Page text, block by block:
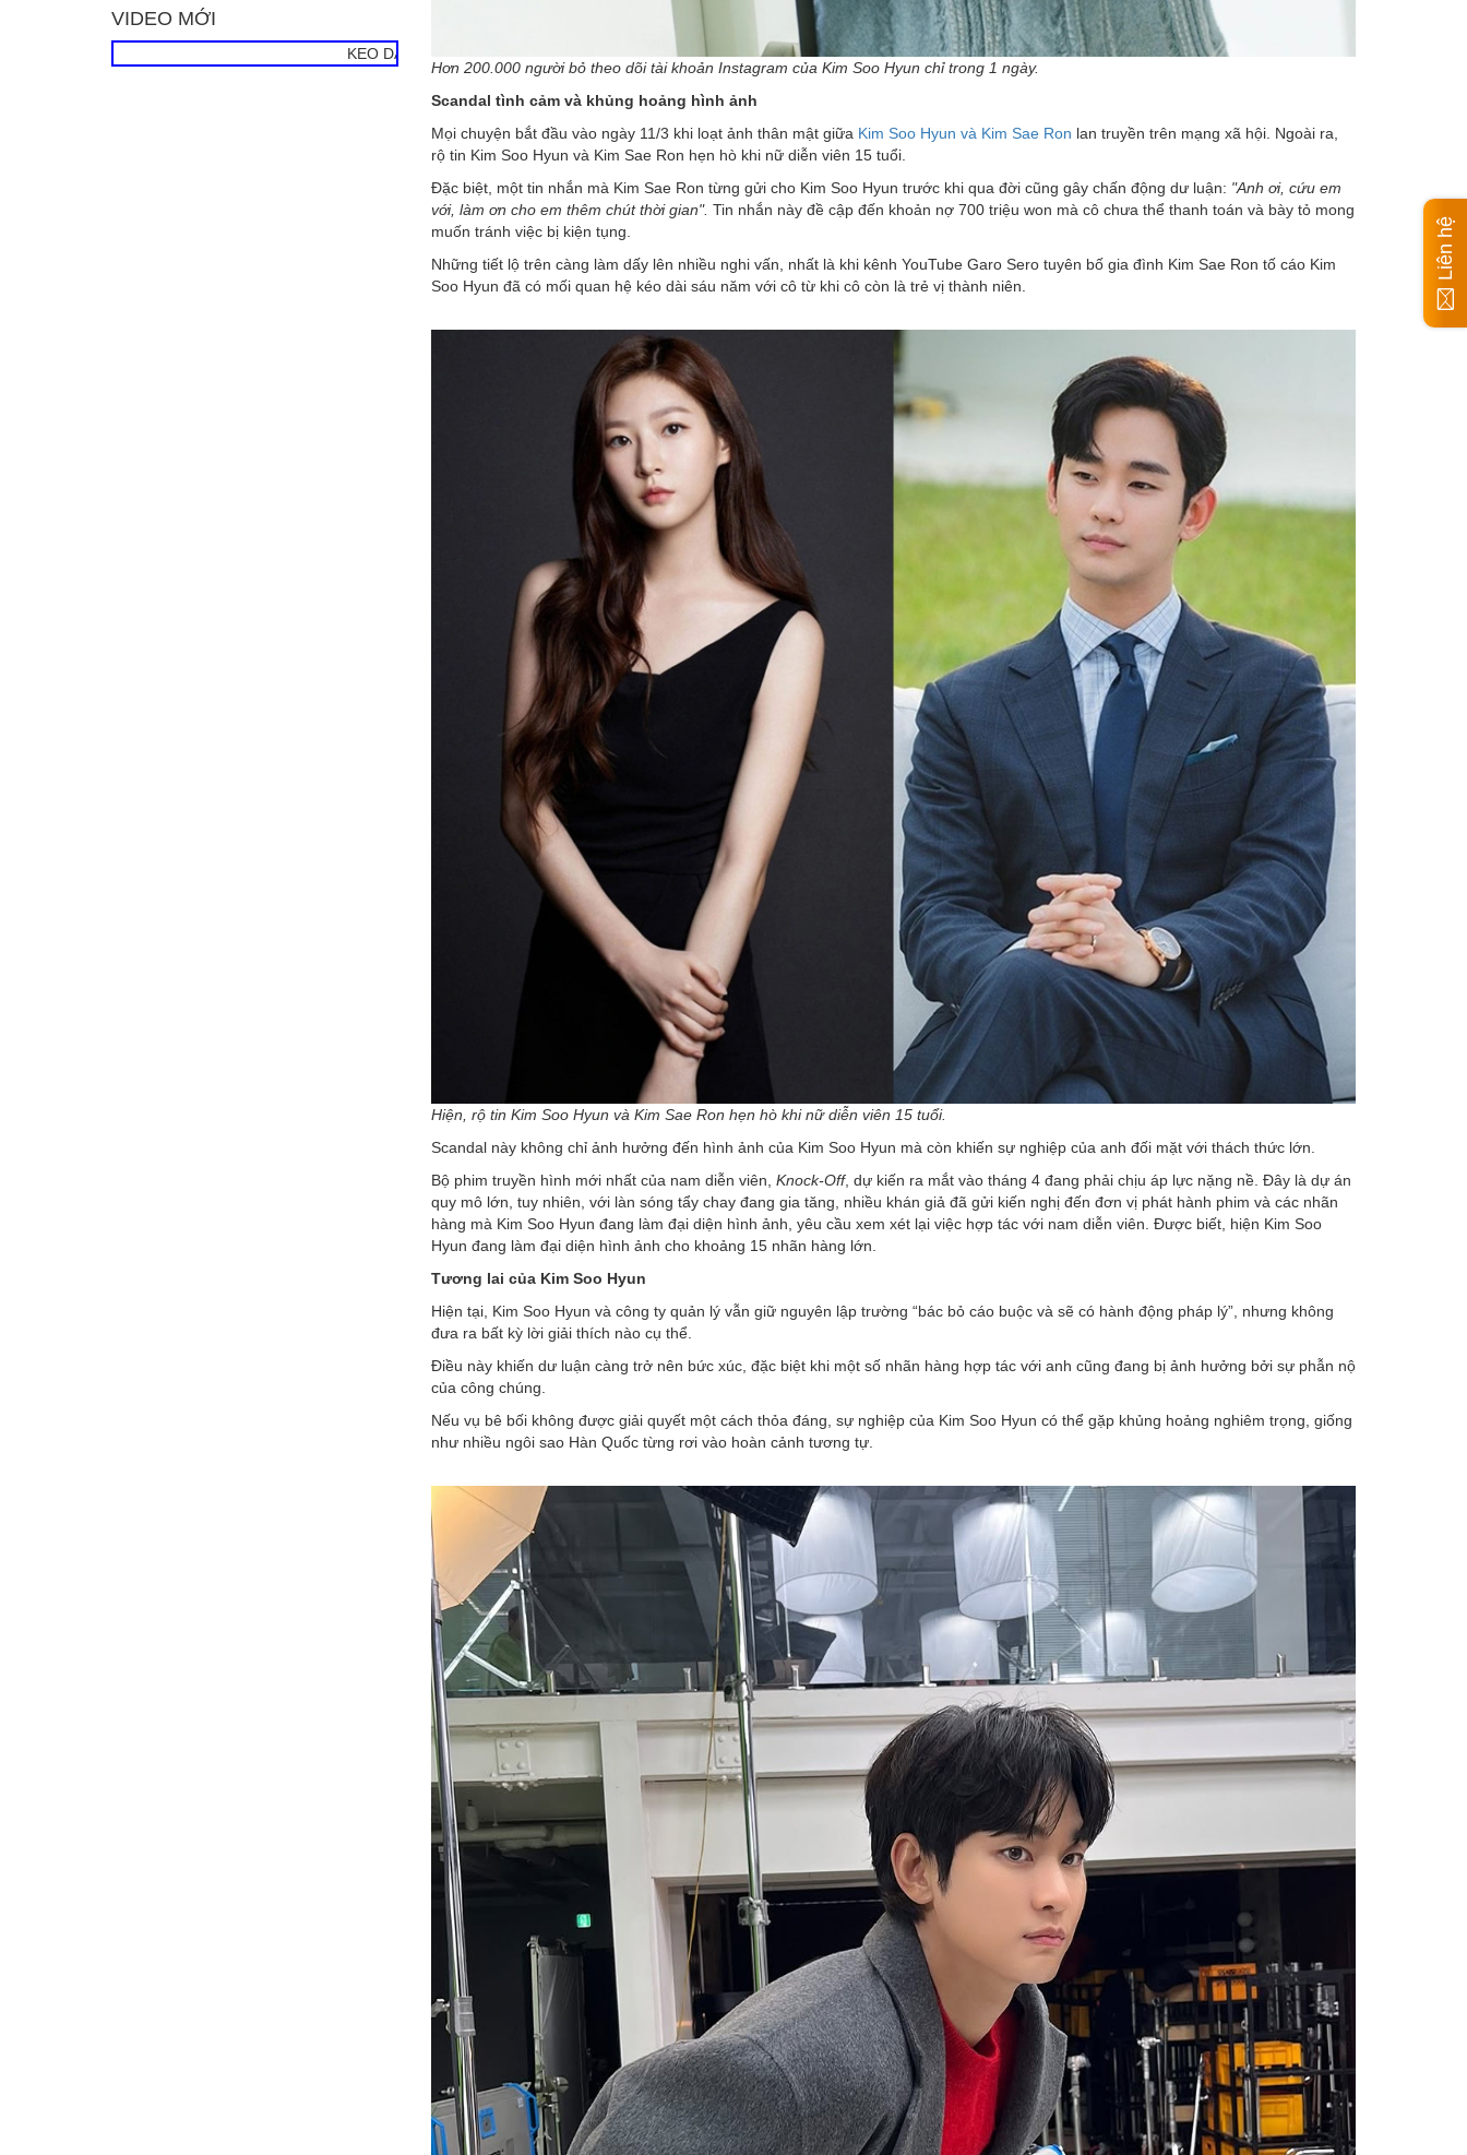
Hơn 200.000 người bỏ theo dõi tài khoản Instagram của Kim Soo Hyun chỉ trong 1 ngày.
Scandal tình cảm và khủng hoảng hình ảnh
Mọi chuyện bắt đầu vào ngày 11/3 khi loạt ảnh thân mật giữa Kim Soo Hyun và Kim Sae Ron lan truyền trên mạng xã hội. Ngoài ra,
rộ tin Kim Soo Hyun và Kim Sae Ron hẹn hò khi nữ diễn viên 15 tuổi.
Đặc biệt, một tin nhắn mà Kim Sae Ron từng gửi cho Kim Soo Hyun trước khi qua đời cũng gây chấn động dư luận: "Anh ơi, cứu em
với, làm ơn cho em thêm chút thời gian". Tin nhắn này đề cập đến khoản nợ 700 triệu won mà cô chưa thể thanh toán và bày tỏ mong
muốn tránh việc bị kiện tụng.
Những tiết lộ trên càng làm dấy lên nhiều nghi vấn, nhất là khi kênh YouTube Garo Sero tuyên bố gia đình Kim Sae Ron tố cáo Kim
Soo Hyun đã có mối quan hệ kéo dài sáu năm với cô từ khi cô còn là trẻ vị thành niên.
Hiện, rộ tin Kim Soo Hyun và Kim Sae Ron hẹn hò khi nữ diễn viên 15 tuổi.
Scandal này không chỉ ảnh hưởng đến hình ảnh của Kim Soo Hyun mà còn khiến sự nghiệp của anh đối mặt với thách thức lớn.
Bộ phim truyền hình mới nhất của nam diễn viên, Knock-Off, dự kiến ra mắt vào tháng 4 đang phải chịu áp lực nặng nề. Đây là dự án
quy mô lớn, tuy nhiên, với làn sóng tẩy chay đang gia tăng, nhiều khán giả đã gửi kiến nghị đến đơn vị phát hành phim và các nhãn
hàng mà Kim Soo Hyun đang làm đại diện hình ảnh, yêu cầu xem xét lại việc hợp tác với nam diễn viên. Được biết, hiện Kim Soo
Hyun đang làm đại diện hình ảnh cho khoảng 15 nhãn hàng lớn.
Tương lai của Kim Soo Hyun
Hiện tại, Kim Soo Hyun và công ty quản lý vẫn giữ nguyên lập trường “bác bỏ cáo buộc và sẽ có hành động pháp lý”, nhưng không
đưa ra bất kỳ lời giải thích nào cụ thể.
Điều này khiến dư luận càng trở nên bức xúc, đặc biệt khi một số nhãn hàng hợp tác với anh cũng đang bị ảnh hưởng bởi sự phẫn nộ
của công chúng.
Nếu vụ bê bối không được giải quyết một cách thỏa đáng, sự nghiệp của Kim Soo Hyun có thể gặp khủng hoảng nghiêm trọng, giống
như nhiều ngôi sao Hàn Quốc từng rơi vào hoàn cảnh tương tự.
VIDEO MỚI
KEO DÁN GẠCH CÁ SẤU
Liên hệ